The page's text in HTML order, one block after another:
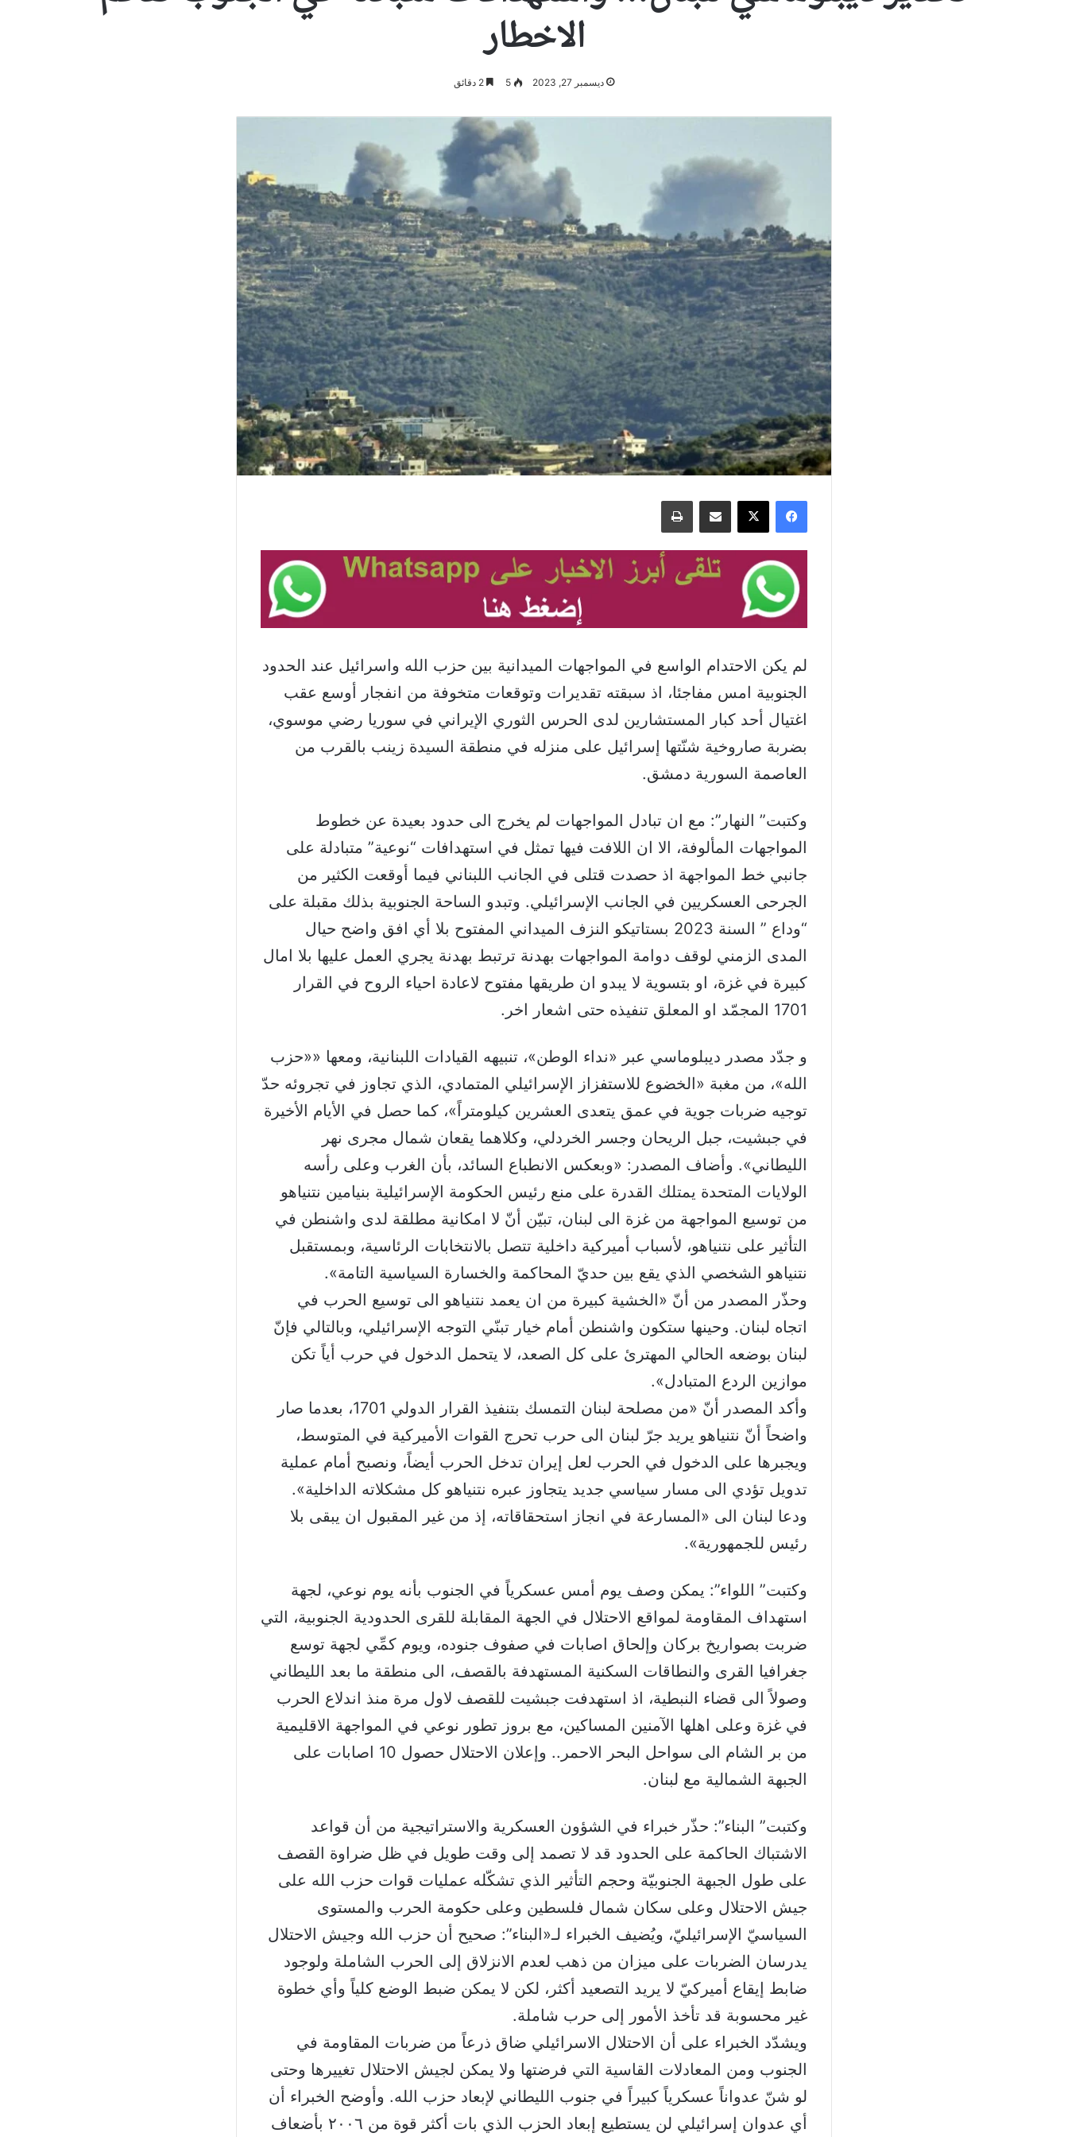
الاخطار
ديسمبر 27, 2023 5
فيسبوك ‫X مشاركة عبر البريد طباعة
لم يكن الاحتدام الواسع في المواجهات الميدانية بين حزب الله واسرائيل عند الحدود
الجنوبية امس مفاجئا، اذ سبقته تقديرات وتوقعات متخوفة من انفجار أوسع عقب
اغتيال أحد كبار المستشارين لدى الحرس الثوري الإيراني في سوريا رضي موسوي،
بضربة صاروخية شنّتها إسرائيل على منزله في منطقة السيدة زينب بالقرب من
العاصمة السورية دمشق.
وكتبت” النهار”: مع ان تبادل المواجهات لم يخرج الى حدود بعيدة عن خطوط
المواجهات المألوفة، الا ان اللافت فيها تمثل في استهدافات “نوعية” متبادلة على
جانبي خط المواجهة اذ حصدت قتلى في الجانب اللبناني فيما أوقعت الكثير من
الجرحى العسكريين في الجانب الإسرائيلي. وتبدو الساحة الجنوبية بذلك مقبلة على
“وداع ” السنة 2023 بستاتيكو النزف الميداني المفتوح بلا أي افق واضح حيال
المدى الزمني لوقف دوامة المواجهات بهدنة ترتبط بهدنة يجري العمل عليها بلا امال
كبيرة في غزة، او بتسوية لا يبدو ان طريقها مفتوح لاعادة احياء الروح في القرار
1701 المجمّد او المعلق تنفيذه حتى اشعار اخر.
و جدّد مصدر ديبلوماسي عبر «نداء الوطن»، تنبيهه القيادات اللبنانية، ومعها ««حزب
الله»، من مغبة «الخضوع للاستفزاز الإسرائيلي المتمادي، الذي تجاوز في تجروئه حدّ
توجيه ضربات جوية في عمق يتعدى العشرين كيلومتراً»، كما حصل في الأيام الأخيرة
في جبشيت، جبل الريحان وجسر الخردلي، وكلاهما يقعان شمال مجرى نهر
الليطاني». وأضاف المصدر: «وبعكس الانطباع السائد، بأن الغرب وعلى رأسه
الولايات المتحدة يمتلك القدرة على منع رئيس الحكومة الإسرائيلية بنيامين نتنياهو
من توسيع المواجهة من غزة الى لبنان، تبيّن أنّ لا امكانية مطلقة لدى واشنطن في
التأثير على نتنياهو، لأسباب أميركية داخلية تتصل بالانتخابات الرئاسية، وبمستقبل
نتنياهو الشخصي الذي يقع بين حديّ المحاكمة والخسارة السياسية التامة».
وحذّر المصدر من أنّ «الخشية كبيرة من ان يعمد نتنياهو الى توسيع الحرب في
اتجاه لبنان. وحينها ستكون واشنطن أمام خيار تبنّي التوجه الإسرائيلي، وبالتالي فإنّ
لبنان بوضعه الحالي المهترئ على كل الصعد، لا يتحمل الدخول في حرب أياً تكن
موازين الردع المتبادل».
وأكد المصدر أنّ «من مصلحة لبنان التمسك بتنفيذ القرار الدولي 1701، بعدما صار
واضحاً أنّ نتنياهو يريد جرّ لبنان الى حرب تحرج القوات الأميركية في المتوسط،
ويجبرها على الدخول في الحرب لعل إيران تدخل الحرب أيضاً، ونصبح أمام عملية
تدويل تؤدي الى مسار سياسي جديد يتجاوز عبره نتنياهو كل مشكلاته الداخلية».
ودعا لبنان الى «المسارعة في انجاز استحقاقاته، إذ من غير المقبول ان يبقى بلا
رئيس للجمهورية».
وكتبت” اللواء”: يمكن وصف يوم أمس عسكرياً في الجنوب بأنه يوم نوعي، لجهة
استهداف المقاومة لمواقع الاحتلال في الجهة المقابلة للقرى الحدودية الجنوبية، التي
ضربت بصواريخ بركان وإلحاق اصابات في صفوف جنوده، ويوم كمِّي لجهة توسع
جغرافيا القرى والنطاقات السكنية المستهدفة بالقصف، الى منطقة ما بعد الليطاني
وصولاً الى قضاء النبطية، اذ استهدفت جبشيت للقصف لاول مرة منذ اندلاع الحرب
في غزة وعلى اهلها الآمنين المساكين، مع بروز تطور نوعي في المواجهة الاقليمية
من بر الشام الى سواحل البحر الاحمر.. وإعلان الاحتلال حصول 10 اصابات على
الجبهة الشمالية مع لبنان.
وكتبت” البناء”: حذّر خبراء في الشؤون العسكرية والاستراتيجية من أن قواعد
الاشتباك الحاكمة على الحدود قد لا تصمد إلى وقت طويل في ظل ضراوة القصف
على طول الجبهة الجنوبيّة وحجم التأثير الذي تشكّله عمليات قوات حزب الله على
جيش الاحتلال وعلى سكان شمال فلسطين وعلى حكومة الحرب والمستوى
السياسيّ الإسرائيليّ، ويُضيف الخبراء لـ«البناء”: صحيح أن حزب الله وجيش الاحتلال
يدرسان الضربات على ميزان من ذهب لعدم الانزلاق إلى الحرب الشاملة ولوجود
ضابط إيقاع أميركيّ لا يريد التصعيد أكثر، لكن لا يمكن ضبط الوضع كلياً وأي خطوة
غير محسوبة قد تأخذ الأمور إلى حرب شاملة.
ويشدّد الخبراء على أن الاحتلال الاسرائيلي ضاق ذرعاً من ضربات المقاومة في
الجنوب ومن المعادلات القاسية التي فرضتها ولا يمكن لجيش الاحتلال تغييرها وحتى
لو شنّ عدواناً عسكرياً كبيراً في جنوب الليطاني لإبعاد حزب الله. وأوضح الخبراء أن
أي عدوان إسرائيلي لن يستطيع إبعاد الحزب الذي بات أكثر قوة من ٢٠٠٦ بأضعاف